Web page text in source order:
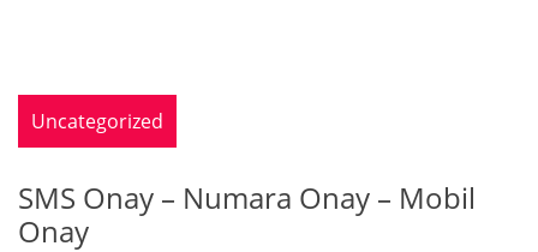
Uncategorized
SMS Onay – Numara Onay – Mobil
Onay